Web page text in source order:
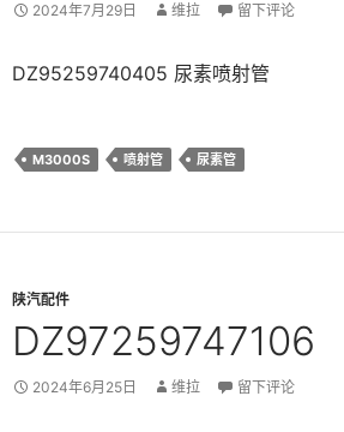
2024年7月29日 维拉 留下评论
DZ95259740405 尿素喷射管
M3000S 喷射管 尿素管
陕汽配件
DZ97259747106
2024年6月25日 维拉 留下评论